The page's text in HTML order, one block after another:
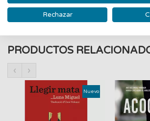
PRODUCTOS
‹ ›
Nuevo
Rechazar